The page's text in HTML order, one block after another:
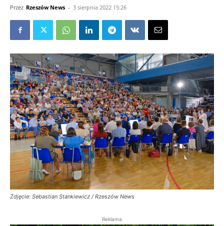
Przez Rzeszów News - 3 sierpnia 2022 15:26
Zdjęcie: Sebastian Stankiewicz / Rzeszów News
Reklama